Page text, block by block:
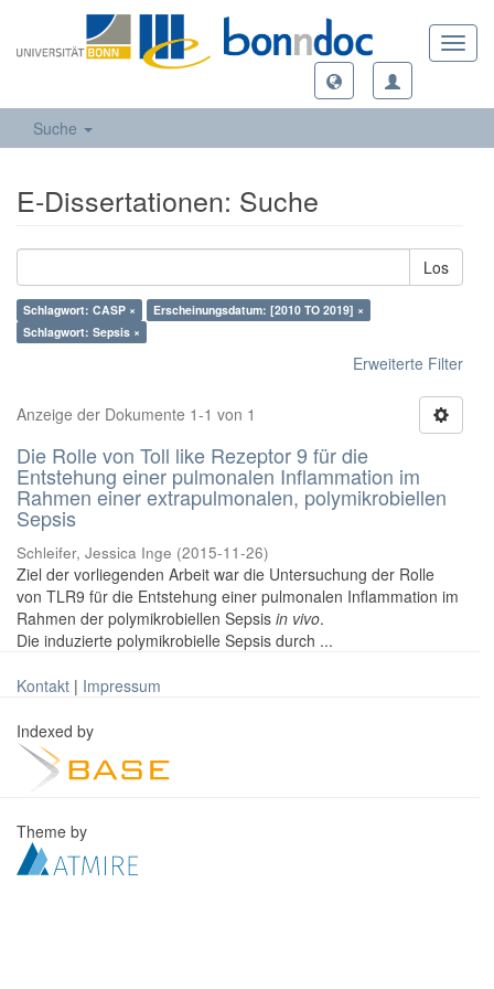
Suche
E-Dissertationen: Suche
Los
Schlagwort: CASP ×
Erscheinungsdatum: [2010 TO 2019] ×
Schlagwort: Sepsis ×
Erweiterte Filter
Anzeige der Dokumente 1-1 von 1
Die Rolle von Toll like Rezeptor 9 für die
Entstehung einer pulmonalen Inflammation im
Rahmen einer extrapulmonalen, polymikrobiellen
Sepsis
Schleifer, Jessica Inge (2015-11-26)
Ziel der vorliegenden Arbeit war die Untersuchung der Rolle
von TLR9 für die Entstehung einer pulmonalen Inflammation im
Rahmen der polymikrobiellen Sepsis in vivo.
Die induzierte polymikrobielle Sepsis durch ...
Kontakt | Impressum
Indexed by
Theme by